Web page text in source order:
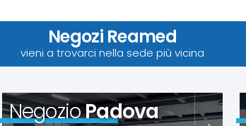
Negozi Reamed
vieni a trovarci nella sede più vicina
NegozioPadova